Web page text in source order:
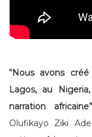
“Nous avons
Lagos, au
narration africaine”
Olufikayo Ziki